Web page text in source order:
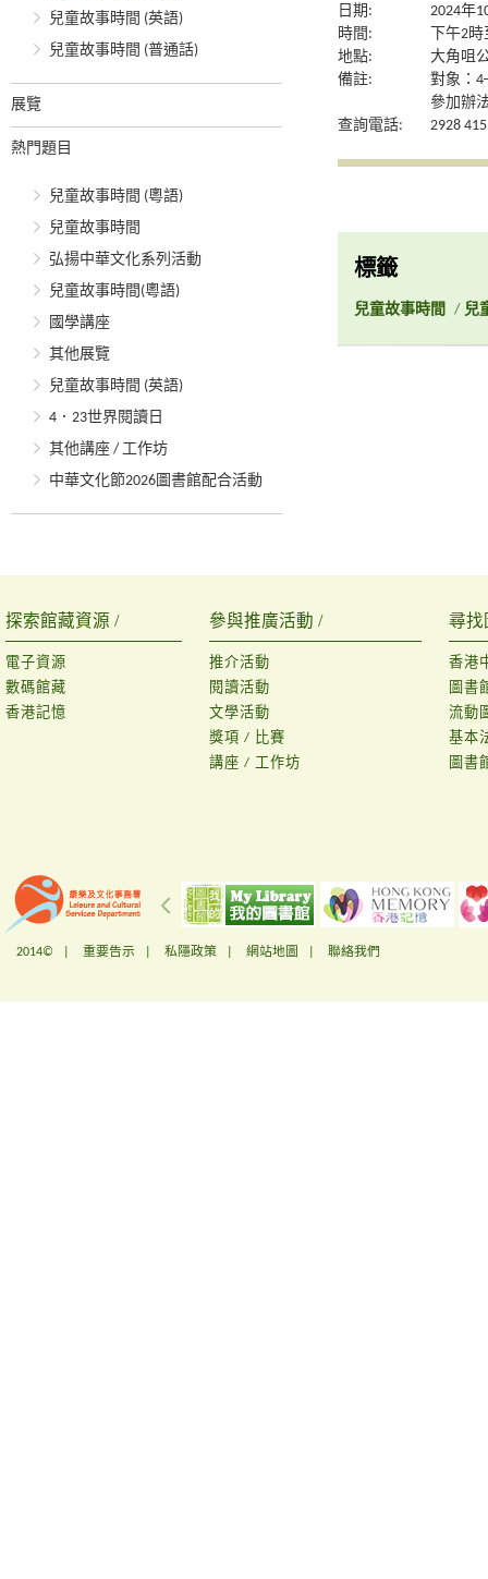
兒童故事時間 (英語)
兒童故事時間 (普通話)
展覽
熱門題目
兒童故事時間 (粵語)
兒童故事時間
弘揚中華文化系列活動
兒童故事時間(粵語)
國學講座
其他展覽
兒童故事時間 (英語)
4．23世界閱讀日
其他講座 / 工作坊
中華文化節2026圖書館配合活動
日期:
2024年
時間:
下午2
地點:
大角咀
備註:
對象：
參加辦
查詢電話:
2928
標籤
兒童故事時間 / 兒
探索館藏資源 /
電子資源
數碼館藏
香港記憶
參與推廣活動 /
推介活動
閱讀活動
文學活動
獎項 / 比賽
講座 / 工作坊
尋找
香港
圖書
流動
基本
圖書
2014© | 重要告示 私隱政策 網站地圖 聯絡我們